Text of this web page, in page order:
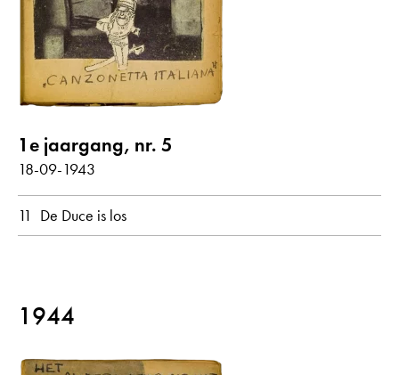
alle weergeven
Gedichten met audiobijdrage
alle Nederlands Duits
1e jaargang, nr. 5
18-09-1943
11 De Duce is los
1944